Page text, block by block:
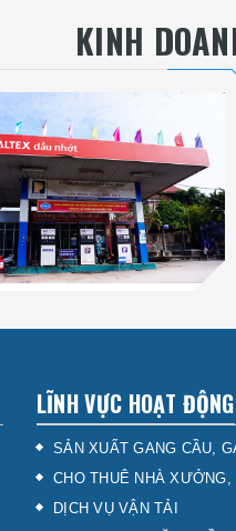
KINH
LĨNH VỰC HOẠT ĐỘNG
SẢN XUẤT GANG CẦU,
CHO THUÊ NHÀ XƯỞNG,
DỊCH VỤ VẬN TẢI